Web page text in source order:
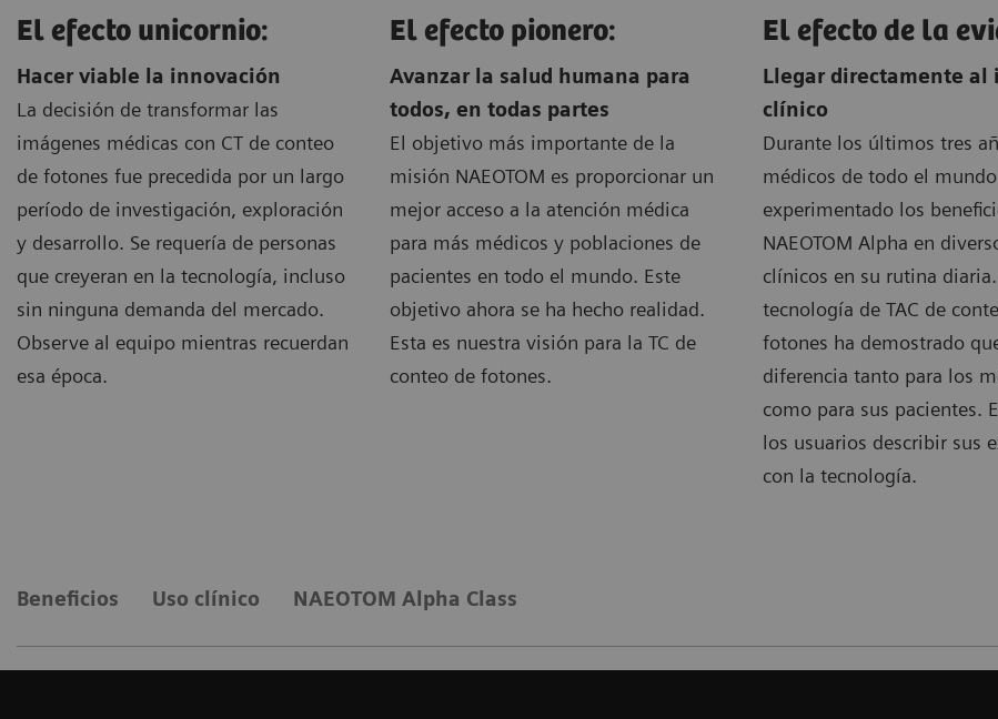
El efecto unicornio:
Hacer viable la innovación
La decisión de transformar las
imágenes médicas con CT de conteo
de fotones fue precedida por un largo
período de investigación, exploración
y desarrollo. Se requería de personas
que creyeran en la tecnología, incluso
sin ninguna demanda del mercado.
Observe al equipo mientras recuerdan
esa época.
El efecto pionero:
Avanzar la salud humana para
todos, en todas partes
El objetivo más importante de la
misión NAEOTOM es proporcionar un
mejor acceso a la atención médica
para más médicos y poblaciones de
pacientes en todo el mundo. Este
objetivo ahora se ha hecho realidad.
Esta es nuestra visión para la TC de
conteo de fotones.
El efecto de la
Llegar directamente al
clínico
Durante los últimos tres
médicos de todo el
experimentado los
NAEOTOM Alpha en
clínicos en su rutina
tecnología de TAC de
fotones ha demostrado
diferencia tanto para los
como para sus pacientes.
los usuarios describir sus
con la tecnología.
Beneficios Uso clínico NAEOTOM Alpha Class